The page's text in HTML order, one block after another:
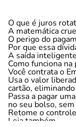
O que é juros
A matemática
O perigo do
Por que essa
A saída
Como funciona na
Você contrata o
Usa o valor
cartão,
Passa a pagar
no seu bolso,
Retome o
Leia também